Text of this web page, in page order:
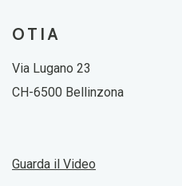
OTIA
Via Lugano 23
CH-6500 Bellinzona
Guarda il Video